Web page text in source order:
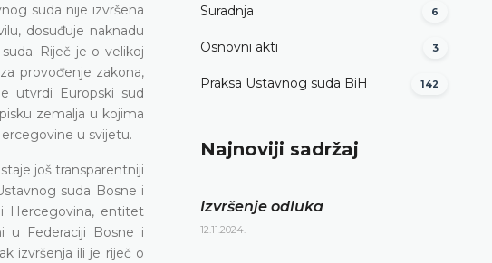
suda nije izvršena
dosuđuje naknadu
Riječ je o velikoj
provođenje zakona,
utvrdi Europski sud
zemalja u kojima
u svijetu.
još transparentniji
suda Bosne i
Hercegovina, entitet
u Federaciji Bosne i
izvršenja ili je riječ o
Suradnja 6
Osnovni akti 3
Praksa Ustavnog suda BiH 142
Najnoviji sadržaj
Izvršenje odluka
12.11.2024.